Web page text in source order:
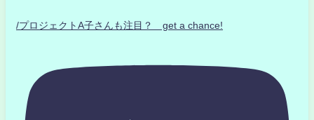
/プロジェクトA子さんも注目？ get a chance!